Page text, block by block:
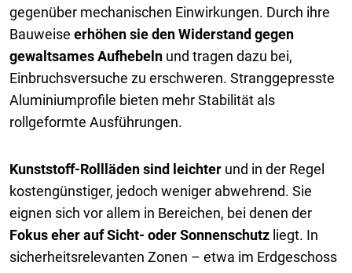
gegenüber mechanischen Einwirkungen. Durch ihre
Bauweise erhöhen sie den Widerstand gegen
gewaltsames Aufhebeln und tragen dazu bei,
Einbruchsversuche zu erschweren. Stranggepresste
Aluminiumprofile bieten mehr Stabilität als
rollgeformte Ausführungen.
Kunststoff-Rollläden sind leichter und in der Regel
kostengünstiger, jedoch weniger abwehrend. Sie
eignen sich vor allem in Bereichen, bei denen der
Fokus eher auf Sicht- oder Sonnenschutz liegt. In
sicherheitsrelevanten Zonen – etwa im Erdgeschoss